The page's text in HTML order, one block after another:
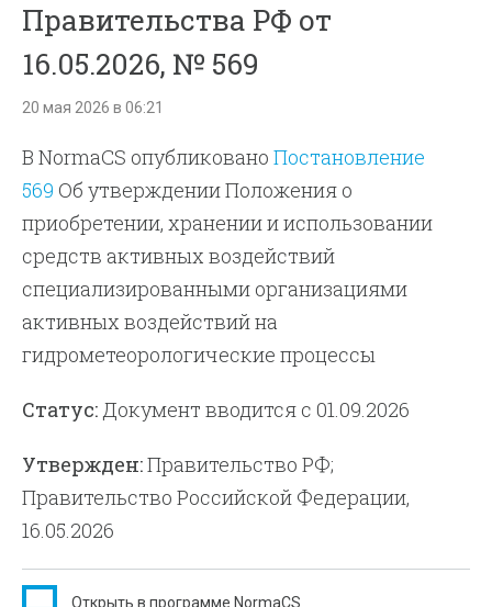
Правительства РФ от
16.05.2026, № 569
20 мая 2026 в 06:21
В NormaCS опубликованоПостановление
569 Об утверждении Положения о
приобретении, хранении и использовании
средств активных воздействий
специализированными организациями
активных воздействий на
гидрометеорологические процессы
Статус: Документ вводится с 01.09.2026
Утвержден:Правительство РФ;
Правительство Российской Федерации,
16.05.2026
Открыть в программе NormaCS